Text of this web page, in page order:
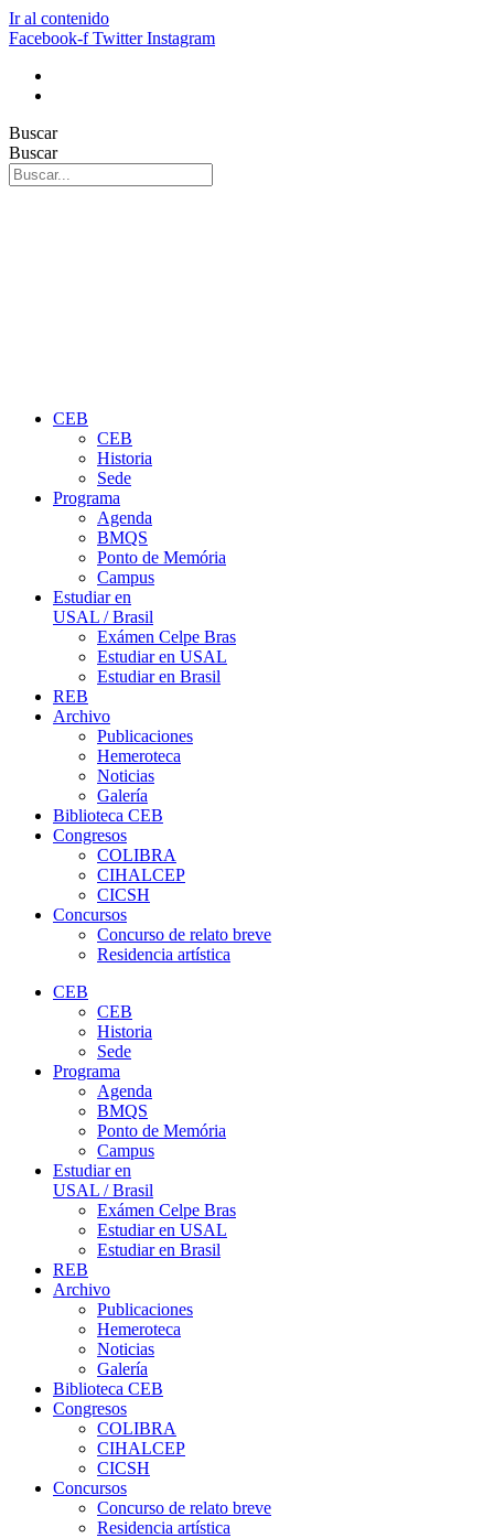
Ir al contenido
Facebook-f Twitter Instagram
Buscar
Buscar
CEB
CEB
Historia
Sede
Programa
Agenda
BMQS
Ponto de Memória
Campus
Estudiar en
USAL / Brasil
Exámen Celpe Bras
Estudiar en USAL
Estudiar en Brasil
REB
Archivo
Publicaciones
Hemeroteca
Noticias
Galería
Biblioteca CEB
Congresos
COLIBRA
CIHALCEP
CICSH
Concursos
Concurso de relato breve
Residencia artística
CEB
CEB
Historia
Sede
Programa
Agenda
BMQS
Ponto de Memória
Campus
Estudiar en
USAL / Brasil
Exámen Celpe Bras
Estudiar en USAL
Estudiar en Brasil
REB
Archivo
Publicaciones
Hemeroteca
Noticias
Galería
Biblioteca CEB
Congresos
COLIBRA
CIHALCEP
CICSH
Concursos
Concurso de relato breve
Residencia artística